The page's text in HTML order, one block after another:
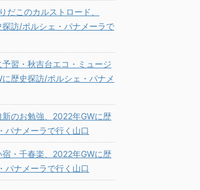
だこのカルストロード、
訪/ポルシェ・パナメーラで
習・秋吉台エコ・ミュージ
歴史探訪/ポルシェ・パナメ
のお勉強、2022年GWに歴
パナメーラで行く山口
・千春楽、2022年GWに歴
パナメーラで行く山口